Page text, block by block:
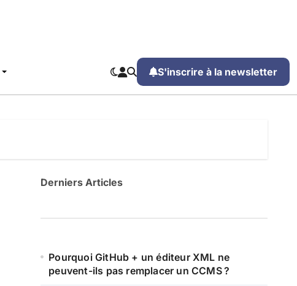
S'inscrire à la newsletter
Derniers Articles
Pourquoi GitHub + un éditeur XML ne
peuvent-ils pas remplacer un CCMS ?